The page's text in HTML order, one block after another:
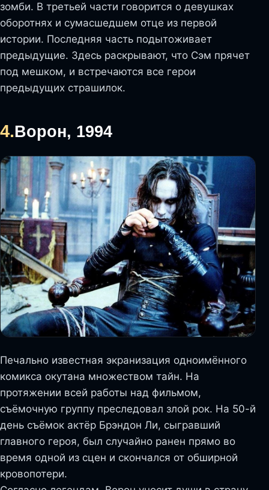
зомби. В третьей части говорится о девушках
оборотнях и сумасшедшем отце из первой
истории. Последняя часть подытоживает
предыдущие. Здесь раскрывают, что Сэм прячет
под мешком, и встречаются все герои
предыдущих страшилок.
4.Ворон, 1994
Печально известная экранизация одноимённого
комикса окутана множеством тайн. На
протяжении всей работы над фильмом,
съёмочную группу преследовал злой рок. На 50-й
день съёмок актёр Брэндон Ли, сыгравший
главного героя, был случайно ранен прямо во
время одной из сцен и скончался от обширной
кровопотери.